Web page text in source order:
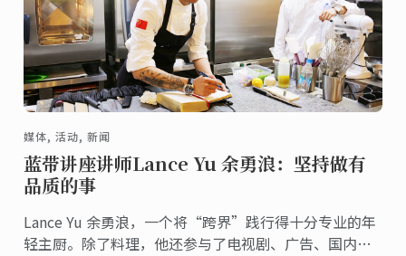
媒体, 活动, 新闻
蓝带讲座讲师Lance Yu 余勇浪：坚持做有
品质的事
Lance Yu 余勇浪，一个将“跨界”践行得十分专业的年
轻主厨。除了料理，他还参与了电视剧、广告、国内外